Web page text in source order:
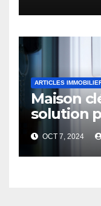
ARTICLES
Maison
solution
futurs
OCT 7, 2024